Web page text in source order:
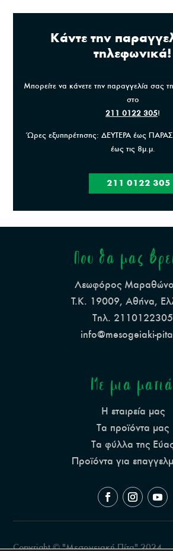
Κάντε την
τηλεφωνικά!
Μπορείτε να κάνετε την παραγγελία σας
στο
211 0122 305!
Ώρες εξυπηρέτησης: ΔΕΥΤΕΡΑ έως
έως τις 8μ.μ.
211 0122 305
Που θα μας
Λεωφόρος
Τ.Κ. 19009, Αθήνα,
Τηλ. 2110122305
info@mesogeiaki-
Με μια
Η εταιρεία μας
Τα προϊόντα μας
Τα φύλλα της
Προϊόντα για
Copyright © "Μεσογειακή Πίτα" 2024